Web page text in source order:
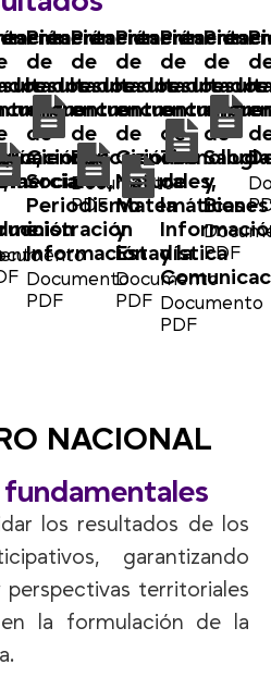
Presentación
de
resultados
encuentro
de
Ciencias
Sociales,
Periodismo
e
Información
Documento
PDF
Presentación
de
resultados
encuentro
de
Educación
Documento
PDF
Presentación
de
resultados
encuentro
de
Ciencias
Naturales,
Matemáticas
y
Estadística
Documento
PDF
de
resultados
encuentro
de
de
la
y la
Documento
PDF
de
de
Salud
y
PDF
NACIONAL
los resultados de los
garantizando
perspectivas territoriales
la formulación de la